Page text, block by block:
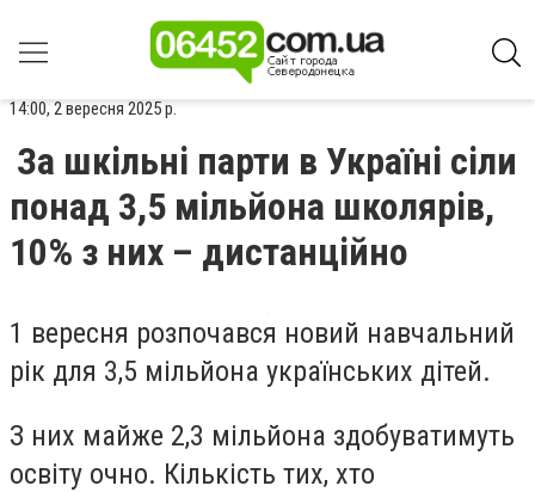
14:00, 2 вересня 2025 р.
За шкільні парти в Україні сіли
понад 3,5 мільйона школярів,
10% з них – дистанційно
1 вересня розпочався новий навчальний
рік для 3,5 мільйона українських дітей.
З них майже 2,3 мільйона здобуватимуть
освіту очно. Кількість тих, хто